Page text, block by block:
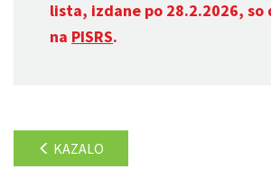
lista, izdane po 28.2.2026, so
na PISRS.
KAZALO